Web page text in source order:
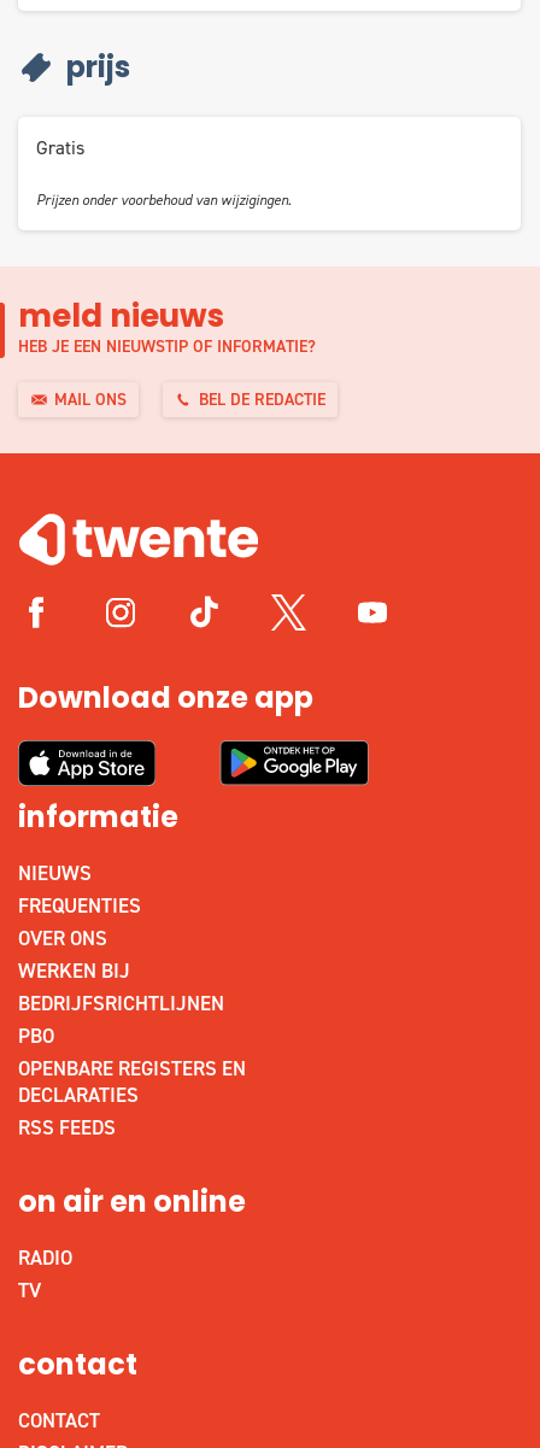
prijs
Gratis
Prijzen onder voorbehoud van wijzigingen.
meld nieuws
HEB JE EEN NIEUWSTIP OF INFORMATIE?
MAIL ONS BEL DE REDACTIE
Download onze app
informatie
NIEUWS
FREQUENTIES
OVER ONS
WERKEN BIJ
BEDRIJFSRICHTLIJNEN
PBO
OPENBARE REGISTERS EN
DECLARATIES
RSS FEEDS
on air en online
RADIO
TV
contact
CONTACT